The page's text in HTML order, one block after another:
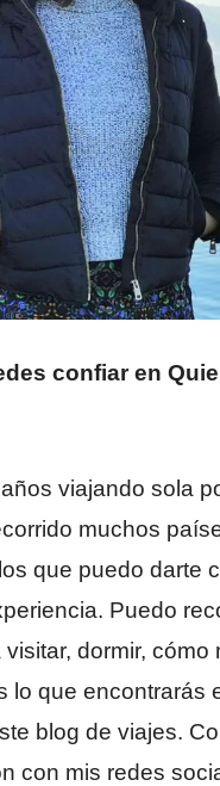
confiar en
viajando sola
muchos
que puedo darte
Puedo
dormir, cómo
lo que encontrarás
blog de viajes.
con mis redes